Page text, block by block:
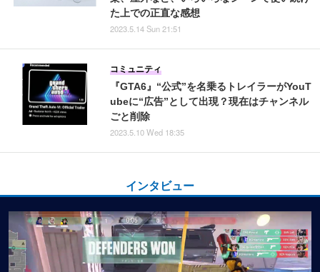
た上での正直な感想
2023.5.14 Sun 21:51
『GTA6』“公式”を名乗るトレイラーがYouT
ubeに“広告”として出現？現在はチャンネル
ごと削除
コミュニティ
2023.5.10 Wed 18:35
インタビュー